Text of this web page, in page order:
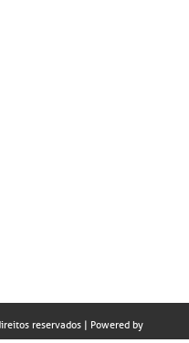
reservados| Powered by